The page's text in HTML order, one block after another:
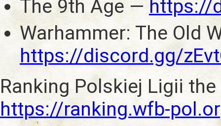
The 9th Age —https://
Warhammer: The Old
https://discord.gg/
Ranking Polskiej Ligii
https://ranking.wfb-